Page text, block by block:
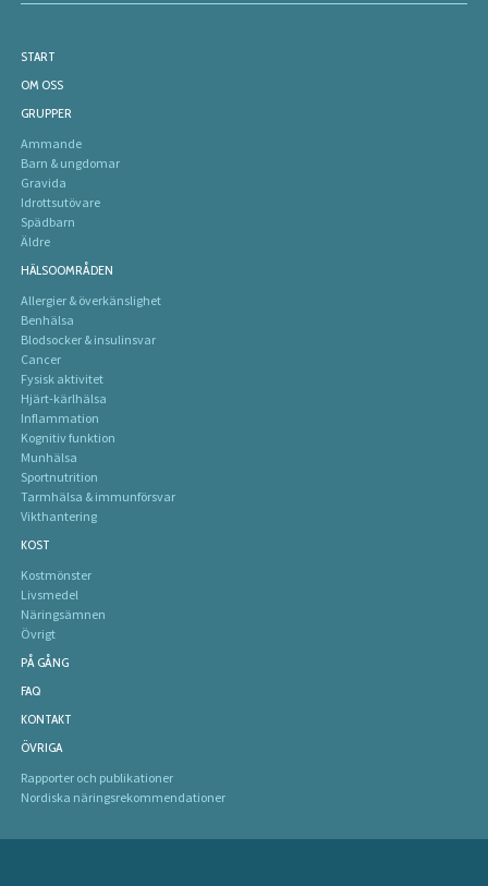
START
OM OSS
GRUPPER
Ammande
Barn & ungdomar
Gravida
Idrottsutövare
Spädbarn
Äldre
HÄLSOOMRÅDEN
Allergier & överkänslighet
Benhälsa
Blodsocker & insulinsvar
Cancer
Fysisk aktivitet
Hjärt-kärlhälsa
Inflammation
Kognitiv funktion
Munhälsa
Sportnutrition
Tarmhälsa & immunförsvar
Vikthantering
KOST
Kostmönster
Livsmedel
Näringsämnen
Övrigt
PÅ GÅNG
FAQ
KONTAKT
ÖVRIGA
Rapporter och publikationer
Nordiska näringsrekommendationer